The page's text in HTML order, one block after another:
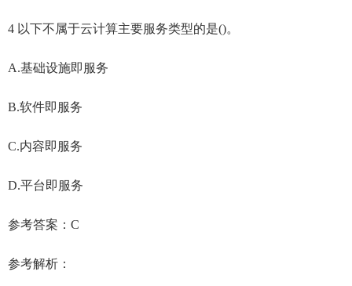
4 以下不属于云计算主要服务类型的是()。
A.基础设施即服务
B.软件即服务
C.内容即服务
D.平台即服务
参考答案：C
参考解析：